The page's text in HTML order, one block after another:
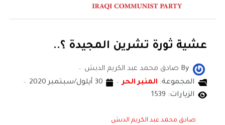
عشية ثورة تشرين المجيدة ؟..
By صادق محمد عبد الكريم الدبش
المجموعة: المنبر الحر
30 أيلول/سبتمبر 2020
الزيارات: 1539
صادق محمد عبد الكريم الدبش